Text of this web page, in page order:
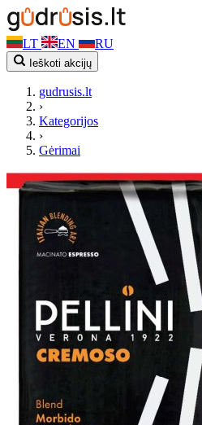
LT EN RU
Ieškoti akcijų
gudrusis.lt
›
Kategorijos
›
Gėrimai